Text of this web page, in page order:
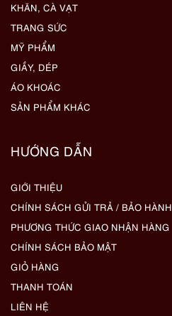
KHĂN, CÀ VẠT
TRANG SỨC
MỸ PHẨM
GIẦY, DÉP
ÁO KHOÁC
SẢN PHẨM KHÁC
HƯỚNG DẪN
GIỚI THIỆU
CHÍNH SÁCH GỬI TRẢ / BẢO HÀNH
PHƯƠNG THỨC GIAO NHẬN HÀNG
CHÍNH SÁCH BẢO MẬT
GIỎ HÀNG
THANH TOÁN
LIÊN HỆ